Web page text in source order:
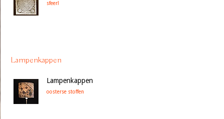
sfeer!
Lampenkappen
Lampenkappen
oosterse stoffen